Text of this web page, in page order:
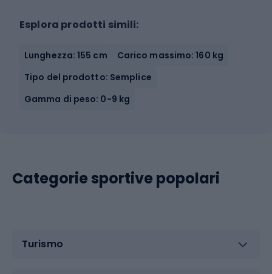
Esplora prodotti simili:
Lunghezza: 155 cm
Carico massimo: 160 kg
Tipo del prodotto: Semplice
Gamma di peso: 0-9 kg
Categorie sportive popolari
Turismo